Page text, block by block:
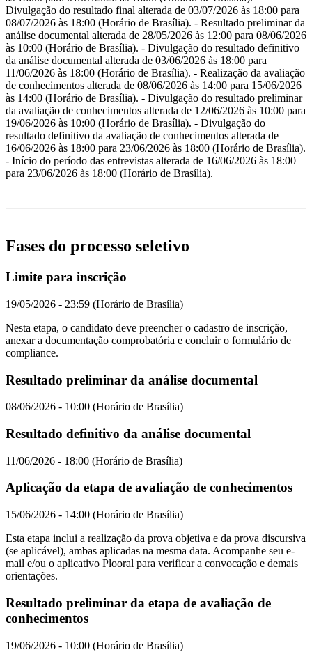
Divulgação do resultado final alterada de 03/07/2026 às 18:00 para
08/07/2026 às 18:00 (Horário de Brasília). - Resultado preliminar da
análise documental alterada de 28/05/2026 às 12:00 para 08/06/2026
às 10:00 (Horário de Brasília). - Divulgação do resultado definitivo
da análise documental alterada de 03/06/2026 às 18:00 para
11/06/2026 às 18:00 (Horário de Brasília). - Realização da avaliação
de conhecimentos alterada de 08/06/2026 às 14:00 para 15/06/2026
às 14:00 (Horário de Brasília). - Divulgação do resultado preliminar
da avaliação de conhecimentos alterada de 12/06/2026 às 10:00 para
19/06/2026 às 10:00 (Horário de Brasília). - Divulgação do
resultado definitivo da avaliação de conhecimentos alterada de
16/06/2026 às 18:00 para 23/06/2026 às 18:00 (Horário de Brasília).
- Início do período das entrevistas alterada de 16/06/2026 às 18:00
para 23/06/2026 às 18:00 (Horário de Brasília).
Fases do processo seletivo
Limite para inscrição
19/05/2026 - 23:59 (Horário de Brasília)
Nesta etapa, o candidato deve preencher o cadastro de inscrição,
anexar a documentação comprobatória e concluir o formulário de
compliance.
Resultado preliminar da análise documental
08/06/2026 - 10:00 (Horário de Brasília)
Resultado definitivo da análise documental
11/06/2026 - 18:00 (Horário de Brasília)
Aplicação da etapa de avaliação de conhecimentos
15/06/2026 - 14:00 (Horário de Brasília)
Esta etapa inclui a realização da prova objetiva e da prova discursiva
(se aplicável), ambas aplicadas na mesma data. Acompanhe seu e-
mail e/ou o aplicativo Plooral para verificar a convocação e demais
orientações.
Resultado preliminar da etapa de avaliação de
conhecimentos
19/06/2026 - 10:00 (Horário de Brasília)